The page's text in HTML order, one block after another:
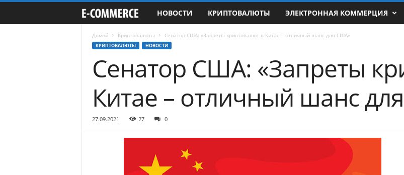
-
o
m
r
НОВОСТИ КРИПТОВАЛЮТЫ ЭЛЕКТРОННАЯ КОММЕРЦИЯ
Домой Криптовалюты Сенатор США: «Запреты криптовалют в Китае – отличный шанс для США»
КРИПТОВАЛЮТЫ НОВОСТИ
Сенатор США: «Запреты
Китае – отличный шанс
27.09.2021 27 0